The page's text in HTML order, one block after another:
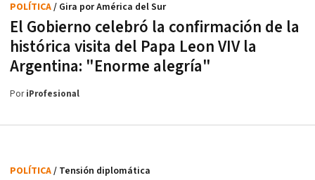
El Gobierno celebró la confirmación de la
histórica visita del Papa Leon VIV la
Argentina: "Enorme alegría"
POLÍTICA/ Gira por América del Sur
PoriProfesional
POLÍTICA/ Tensión diplomática